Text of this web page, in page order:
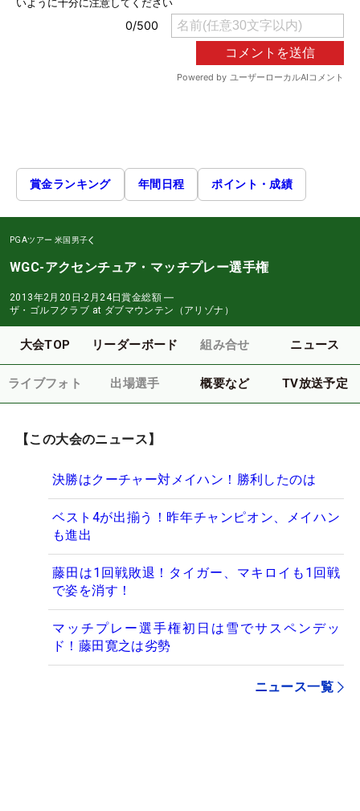
賞金ランキング 年間日程 ポイント・成績
PGAツアー 米国男子
WGC-アクセンチュア・マッチプレー選手権
2013年2月20日-2月24日賞金総額 ―
ザ・ゴルフクラブ at ダブマウンテン（アリゾナ）
大会TOP リーダーボード 組み合せ ニュース
ライブフォト 出場選手 概要など TV放送予定
【この大会のニュース】
決勝はクーチャー対メイハン！勝利したのは
ベスト4が出揃う！昨年チャンピオン、メイハン
も進出
藤田は1回戦敗退！タイガー、マキロイも1回戦
で姿を消す！
マッチプレー選手権初日は雪でサスペンデッ
ド！藤田寛之は劣勢
ニュース一覧